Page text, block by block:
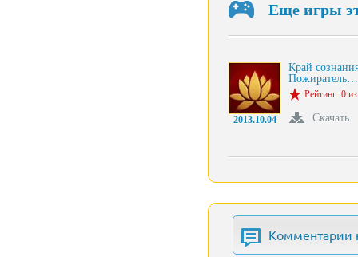
Еще игры
2013.10.04
Край
Пожиратель…
Рейтинг: 0
Скачать
Комментарии